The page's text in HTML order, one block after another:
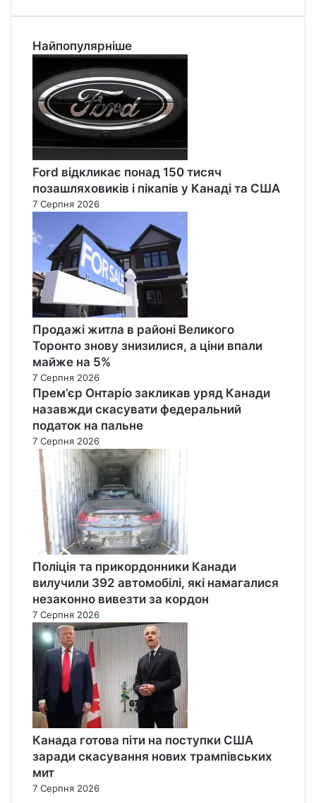
Найпопулярніше
Ford відкликає понад 150 тисяч
позашляховиків і пікапів у Канаді та США
7 Серпня 2026
Продажі житла в районі Великого
Торонто знову знизилися, а ціни впали
майже на 5%
7 Серпня 2026
Прем’єр Онтаріо закликав уряд Канади
назавжди скасувати федеральний
податок на пальне
7 Серпня 2026
Поліція та прикордонники Канади
вилучили 392 автомобілі, які намагалися
незаконно вивезти за кордон
7 Серпня 2026
Канада готова піти на поступки США
заради скасування нових трампівських
мит
7 Серпня 2026